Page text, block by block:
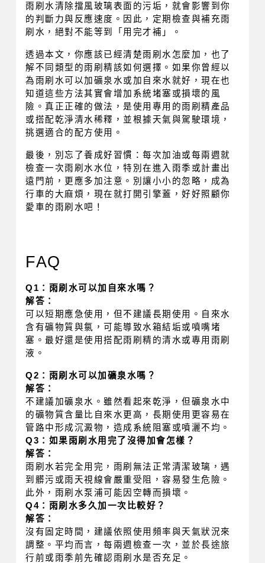
雨刷水清除擋風玻璃表面的污垢，就會影響到你
的判斷力與反應速度。因此，定期檢查與補充雨
刷水，絕對不能等到「用完才補」。
透過本文，你應該已經清楚雨刷水怎麼加，也了
解不同類型的雨刷精該如何選擇。如果你曾經以
為雨刷水可以加礦泉水或加自來水就好，現在也
知道這些方法其實會增加系統堵塞或損壞的風
險。真正正確的做法，是使用專用的雨刷精產品
或搭配乾淨清水稀釋，並根據天氣與駕駛環境，
挑選適合的配方使用。
最後，別忘了養成好習慣：每次加油或每兩週就
檢查一次雨刷水水位，特別在進入雨季或計畫出
遠門前，更應多加注意。別讓小小的忽略，成為
行車的大麻煩，現在就打開引擎蓋，好好照顧你
愛車的雨刷水吧！
FAQ
Q1：雨刷水可以加自來水嗎？
解答：
可以短期應急使用，但不建議長期使用。自來水
含有礦物質與氯，可能導致水箱結垢或噴嘴堵
塞。最好還是使用搭配雨刷精的清水或專用雨刷
液。
Q2：雨刷水可以加礦泉水嗎？
解答：
不建議加礦泉水。雖然看起來乾淨，但礦泉水中
的礦物質含量比自來水更高，長期使用更容易在
管路中形成沉澱物，造成系統阻塞或噴灑不均。
Q3：如果雨刷水用完了沒得加會怎樣？
解答：
雨刷水若完全用完，雨刷無法正常清潔玻璃，遇
到髒污或雨天視線會嚴重受阻，容易發生危險。
此外，雨刷水泵浦可能因空轉而損壞。
Q4：雨刷水多久加一次比較好？
解答：
沒有固定時間，建議依照使用頻率與天氣狀況來
調整。平均而言，每兩週檢查一次，並於長途旅
行前或雨季前先確認雨刷水是否充足。